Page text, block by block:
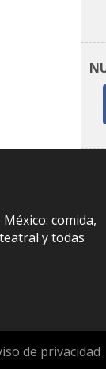
comida,
y todas
de privacidad